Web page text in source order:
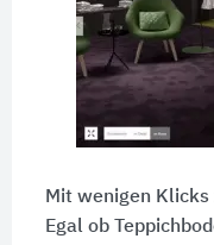
Mit wenigen
Egal ob